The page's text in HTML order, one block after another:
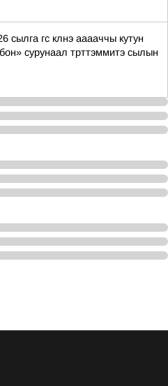
сылга гс клнэ ааааччы кутун
сурунаал трттэммитэ сылын